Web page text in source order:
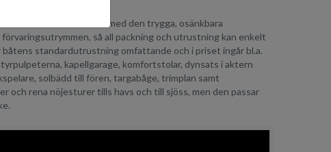
skrovform kombinerat med den trygga, osänkbara
så all packning och utrustning kan enkelt
standardutrustning omfattande och i priset ingår bl.a.
kapellgarage, komfortstolar, dynsats i aktern
solbädd till fören, targabåge, trimplan samt
och rena nöjesturer tills havs och till sjöss, men den passar